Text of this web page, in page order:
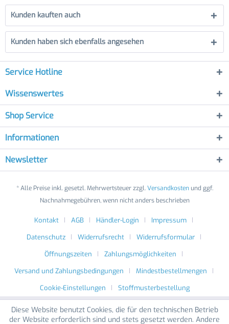
Kunden kauften auch
Kunden haben sich ebenfalls angesehen
Service Hotline
Wissenswertes
Shop Service
Informationen
Newsletter
* Alle Preise inkl. gesetzl. Mehrwertsteuer zzgl.Versandkostenund ggf.
Nachnahmegebühren, wenn nicht anders beschrieben
Kontakt AGB Händler-Login
Impressum
Datenschutz
Widerrufsrecht
Widerrufsformular
Öffnungszeiten
Zahlungsmöglichkeiten
Versand und Zahlungsbedingungen
Mindestbestellmengen
Cookie-Einstellungen
Stoffmusterbestellung
Diese Website benutzt Cookies, die für den technischen Betrieb
der Website erforderlich sind und stets gesetzt werden. Andere